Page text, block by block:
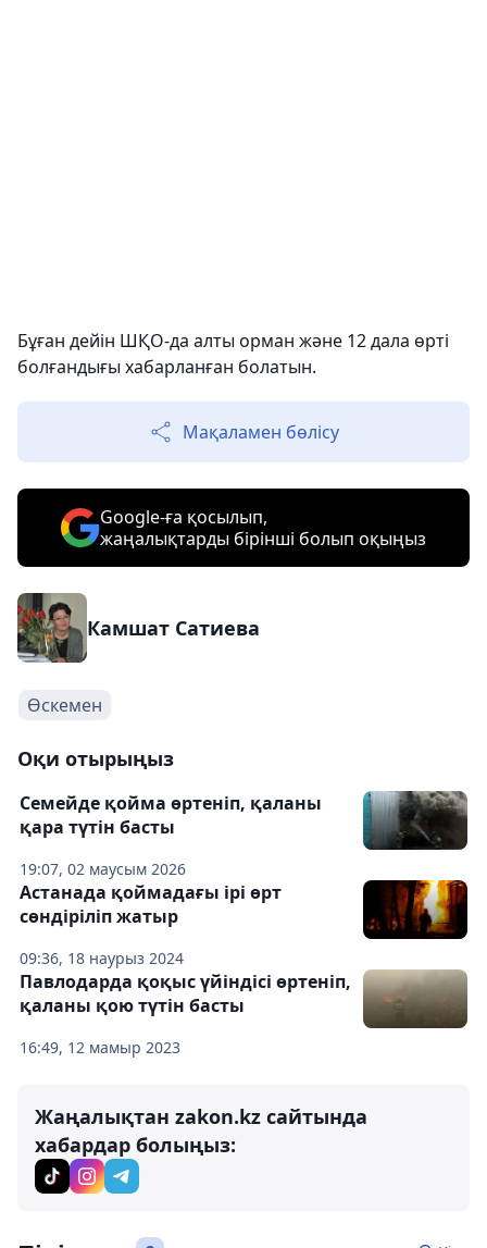
Бұған дейін ШҚО-да алты орман және 12 дала өрті
болғандығы хабарланған болатын.
Мақаламен бөлісу
Google-ға қосылып,
жаңалықтарды бірінші болып оқыңыз
Камшат Сатиева
Өскемен
Оқи отырыңыз
19:07, 02 маусым 2026
Семейде қойма өртеніп, қаланы
қара түтін басты
09:36, 18 наурыз 2024
Астанада қоймадағы ірі өрт
сөндіріліп жатыр
16:49, 12 мамыр 2023
Павлодарда қоқыс үйіндісі өртеніп,
қаланы қою түтін басты
Жаңалықтан zakon.kz сайтында
хабардар болыңыз: